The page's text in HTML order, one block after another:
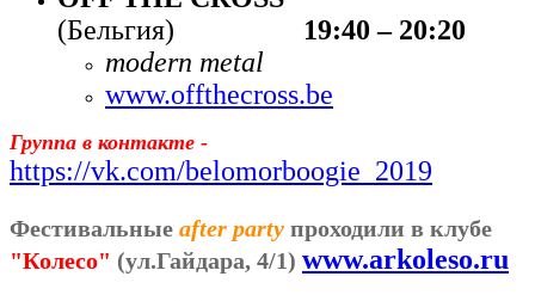
(Бельгия) 19:40 – 20:20
modern metal
www.offthecross.be
Группа в контакте -
https://vk.com/belomorboogie_2019
Фестивальные after party проходили в клубе
"Колесо" (ул.Гайдара, 4/1) www.arkoleso.ru